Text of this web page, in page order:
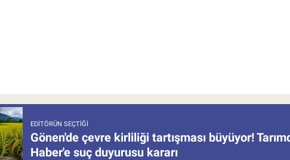
EDITÖRÜN SEÇTIĞI
Gönen'de çevre kirliliği tartışması büyüyor!
Haber'e suç duyurusu kararı